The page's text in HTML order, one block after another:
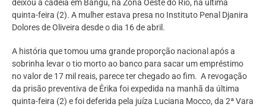
deixou a cadeia em Bangu, na Zona Oeste do Rio, na última
quinta-feira (2). A mulher estava presa no Instituto Penal Djanira
Dolores de Oliveira desde o dia 16 de abril.
A história que tomou uma grande proporção nacional após a
sobrinha levar o tio morto ao banco para sacar um empréstimo
no valor de 17 mil reais, parece ter chegado ao fim. A revogação
da prisão preventiva de Érika foi expedida na manhã da última
quinta-feira (2) e foi deferida pela juíza Luciana Mocco, da 2ª Vara